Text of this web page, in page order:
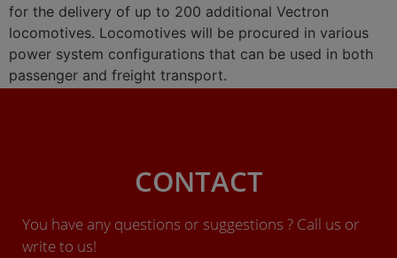
for the delivery of up to 200 additional Vectron
locomotives. Locomotives will be procured in various
power system configurations that can be used in both
passenger and freight transport.
CONTACT
You have any questions or suggestions ? Call us or
write to us!